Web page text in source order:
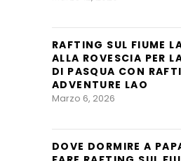
RAFTING SUL FIUME
ALLA ROVESCIA PER
DI PASQUA CON
ADVENTURE LAO
Marzo 6, 2026
DOVE DORMIRE A